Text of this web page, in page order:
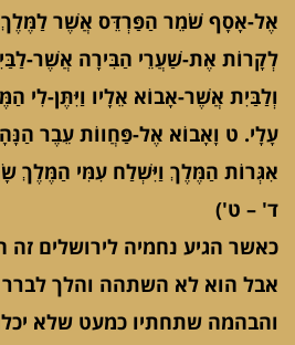
אֶל-אָסָף שֹׁמֵר הַפַּרְדֵּס אֲשֶׁר לַמֶּלֶךְ
לְקָרוֹת אֶת-שַׁעֲרֵי הַבִּירָה אֲשֶׁר-
וְלַבַּיִת אֲשֶׁר-אָבוֹא אֵלָיו וַיִּתֶּן-לִי
עָלָי. ט וָאָבוֹא אֶל-פַּחֲווֹת עֵבֶר
אִגְּרוֹת הַמֶּלֶךְ וַיִּשְׁלַח עִמִּי הַמֶּלֶךְ
ד' – ט')
כאשר הגיע נחמיה לירושלים
אבל הוא לא השתהה והלך
והבהמה שתחתיו כמעט שלא